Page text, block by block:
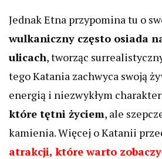
Jednak Etna przypomina tu o
wulkaniczny często osiada
ulicach, tworząc
tego Katania zachwyca swoją
energią i niezwykłym
które tętni życiem, ale
kamienia. Więcej o Katanii
atrakcji, które warto